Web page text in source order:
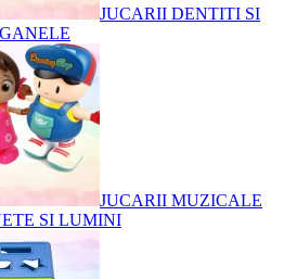
JUCARII DENTITI SI
JUCARII MUZICALE
SI LUMINI